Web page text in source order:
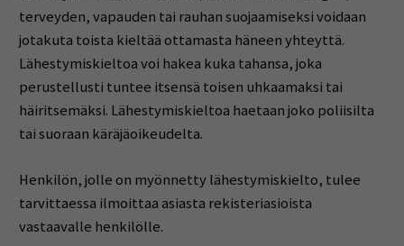
terveyden, vapauden tai rauhan suojaamiseksi voidaan
jotakuta toista kieltää ottamasta häneen yhteyttä.
Lähestymiskieltoa voi hakea kuka tahansa, joka
perustellusti tuntee itsensä toisen uhkaamaksi tai
häiritsemäksi. Lähestymiskieltoa haetaan joko poliisilta
tai suoraan käräjäoikeudelta.
Henkilön, jolle on myönnetty lähestymiskielto, tulee
tarvittaessa ilmoittaa asiasta rekisteriasioista
vastaavalle henkilölle.